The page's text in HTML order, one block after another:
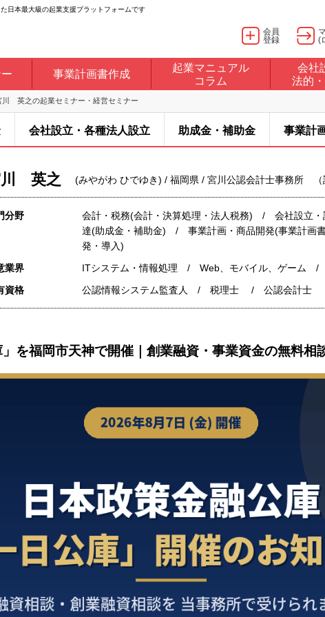
日本最大級の起業支援プラットフォームです
会員
登録
(
事業計画書作成
起業マニュアル
コラム
会社
法的
川 英之の起業セミナー・経営セミナー
会社設立・各種法人設立 助成金・補助金 事業計
英之 (みやがわ ひでゆき) / 福岡県 / 宮川公認会計士事務所 （
分野
会計・税務(会計・決算処理・法人税務) / 会社設立
達(助成金・補助金) / 事業計画・商品開発(事業計画
発・導入)
業界
ITシステム・情報処理 / Web、モバイル、ゲーム /
資格
公認情報システム監査人 / 税理士 / 公認会計士
を福岡市天神で開催｜創業融資・事業資金の無料相